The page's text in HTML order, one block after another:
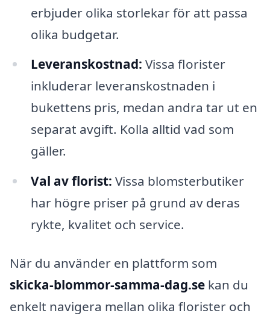
erbjuder olika storlekar för att passa
olika budgetar.
Leveranskostnad: Vissa florister
inkluderar leveranskostnaden i
bukettens pris, medan andra tar ut en
separat avgift. Kolla alltid vad som
gäller.
Val av florist: Vissa blomsterbutiker
har högre priser på grund av deras
rykte, kvalitet och service.
När du använder en plattform som
skicka-blommor-samma-dag.se kan du
enkelt navigera mellan olika florister och